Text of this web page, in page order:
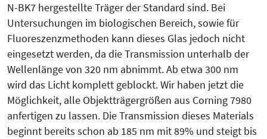
N-BK7 hergestellte Träger der Stan­dard sind. Bei
Untersuchungen im biolo­gischen Bereich, sowie für
Fluoreszenz­methoden kann dieses Glas jedoch nicht
eingesetzt werden, da die Transmission unterhalb der
Wellenlänge von 320 nm abnimmt. Ab etwa 300 nm
wird das Licht komplett geblockt. Wir haben jetzt die
Möglichkeit, alle Objektträgergrößen aus Corning 7980
anfertigen zu lassen. Die Transmission dieses Materials
beginnt bereits schon ab 185 nm mit 89% und steigt bis